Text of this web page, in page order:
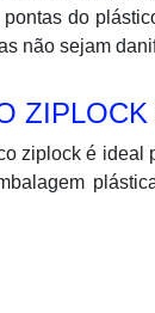
do
não sejam
ziplock é